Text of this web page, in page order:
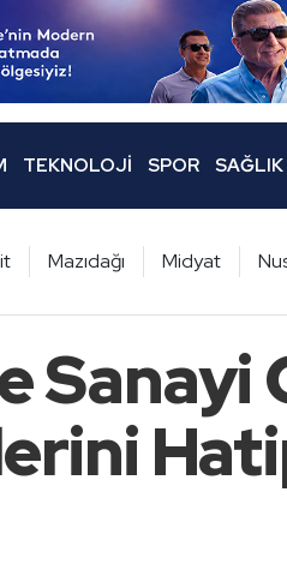
TEKNOLOJI SPOR SAĞLIK
Mazıdağı Midyat
Sanayi